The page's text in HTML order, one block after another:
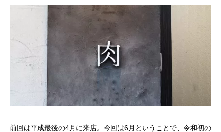
前回は平成最後の4月に来店。今回は6月ということで、令和初の